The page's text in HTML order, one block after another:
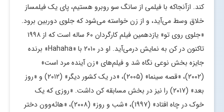
کند. ازآنجاکه با فیلمی از سانگ سو روبرو هستیم، پای یک فیلمساز
خلاق وسط می‌آید، و از زن خواسته می‌شود که جلوی دوربین برود.
«جلوی روی تو» یازدهمین فیلم کارگردان ۶۰ ساله است که از ۱۹۹۸
تاکنون در کن به نمایش درمی‌آید. او در ۲۰۱۰ با «Hahaha» برنده
جایزه بخش نوعی نگاه شد و فیلم‌های «زن آینده مرد است»
(۲۰۰۲)، «قصه سینما» (۲۰۰۵)، «در یک کشور دیگر» (۲۰۱۲) و «روز
بعد» (۲۰۱۷) را نیز در بخش مسابقه کن داشت. «روزی که یک
خوک در چاه افتاد» (۱۹۹۷)، «شب و روز» (۲۰۰۸)، «هائه‌وون دختر